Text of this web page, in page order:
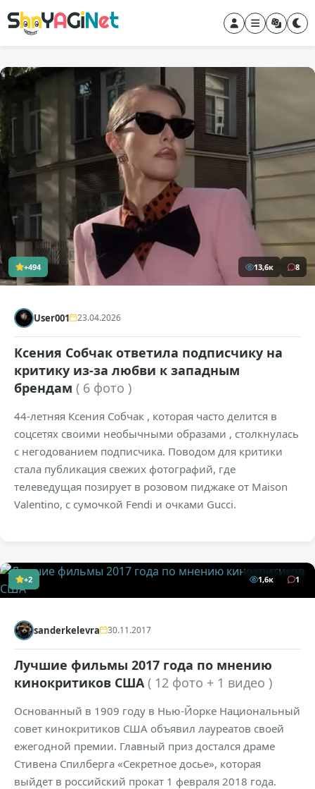
+494 13,6к 8
User001 23.04.2026
Ксения Собчак ответила подписчику на
критику из-за любви к западным
брендам ( 6 фото )
44-летняя Ксения Собчак , которая часто делится в
соцсетях своими необычными образами , столкнулась
с негодованием подписчика. Поводом для критики
стала публикация свежих фотографий, где
телеведущая позирует в розовом пиджаке от Maison
Valentino, с сумочкой Fendi и очками Gucci.
+2 1,6к 1
sanderkelevra 30.11.2017
Лучшие фильмы 2017 года по мнению
кинокритиков США ( 12 фото + 1 видео )
Основанный в 1909 году в Нью-Йорке Национальный
совет кинокритиков США объявил лауреатов своей
ежегодной премии. Главный приз достался драме
Стивена Спилберга «Секретное досье», которая
выйдет в российский прокат 1 февраля 2018 года.